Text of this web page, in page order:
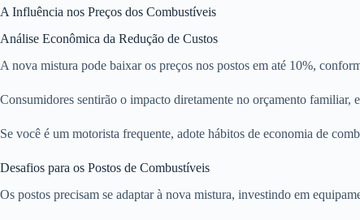
A Influência nos Preços dos Combustíveis
Análise Econômica da Redução de Custos
A nova mistura pode baixar os preços nos postos em até 10%,
Consumidores sentirão o impacto diretamente no orçamento familiar,
Se você é um motorista frequente, adote hábitos de economia de
Desafios para os Postos de Combustíveis
Os postos precisam se adaptar à nova mistura, investindo em